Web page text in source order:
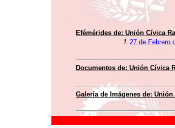
Efémérides de: Unión Cívica
1. 27 de Febrero
Documentos de: Unión Cívica
Galería de Imágenes de: Unión